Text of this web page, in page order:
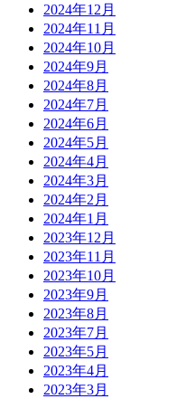
2024年12月
2024年11月
2024年10月
2024年9月
2024年8月
2024年7月
2024年6月
2024年5月
2024年4月
2024年3月
2024年2月
2024年1月
2023年12月
2023年11月
2023年10月
2023年9月
2023年8月
2023年7月
2023年5月
2023年4月
2023年3月